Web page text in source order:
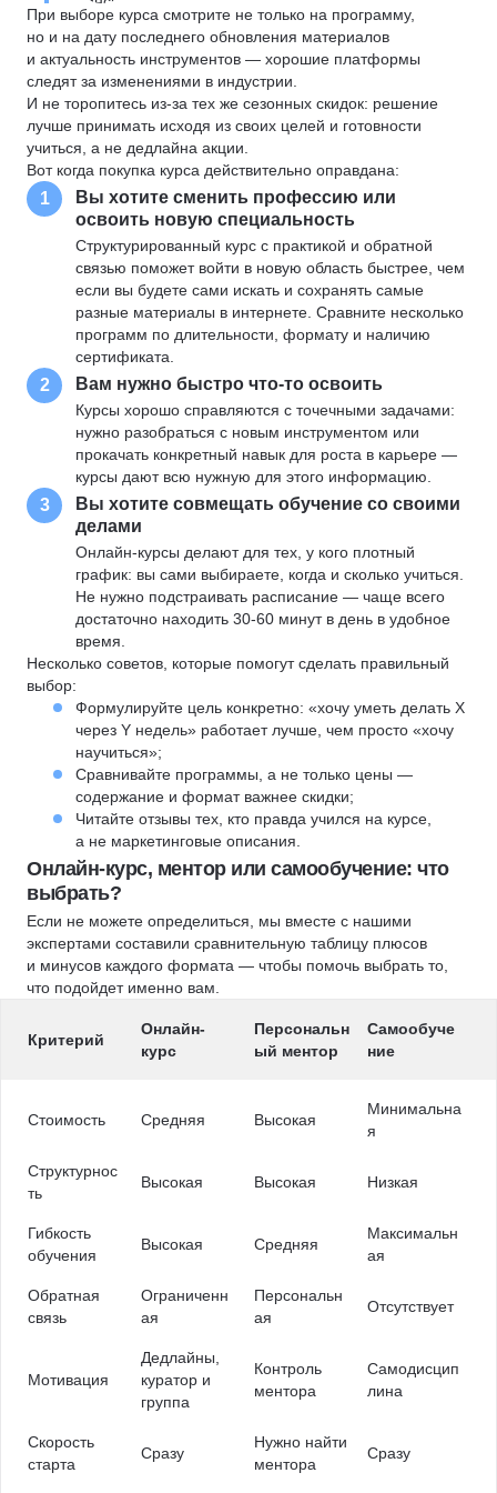
При выборе курса смотрите не только на программу,
но и на дату последнего обновления материалов
и актуальность инструментов — хорошие платформы
следят за изменениями в индустрии.
И не торопитесь из-за тех же сезонных скидок: решение
лучше принимать исходя из своих целей и готовности
учиться, а не дедлайна акции.
Вот когда покупка курса действительно оправдана:
1
Вы хотите сменить профессию или
освоить новую специальность
Структурированный курс с практикой и обратной
связью поможет войти в новую область быстрее, чем
если вы будете сами искать и сохранять самые
разные материалы в интернете. Сравните несколько
программ по длительности, формату и наличию
сертификата.
2 Вам нужно быстро что-то освоить
Курсы хорошо справляются с точечными задачами:
нужно разобраться с новым инструментом или
прокачать конкретный навык для роста в карьере —
курсы дают всю нужную для этого информацию.
3
Вы хотите совмещать обучение со своими
делами
Онлайн-курсы делают для тех, у кого плотный
график: вы сами выбираете, когда и сколько учиться.
Не нужно подстраивать расписание — чаще всего
достаточно находить 30-60 минут в день в удобное
время.
Несколько советов, которые помогут сделать правильный
выбор:
Формулируйте цель конкретно: «хочу уметь делать X
через Y недель» работает лучше, чем просто «хочу
научиться»;
Сравнивайте программы, а не только цены —
содержание и формат важнее скидки;
Читайте отзывы тех, кто правда учился на курсе,
а не маркетинговые описания.
Онлайн-курс, ментор или самообучение: что
выбрать?
Если не можете определиться, мы вместе с нашими
экспертами составили сравнительную таблицу плюсов
и минусов каждого формата — чтобы помочь выбрать то,
что подойдет именно вам.
Критерий
Онлайн-
курс
Персональн
ый ментор
Самообуче
ние
Стоимость Средняя Высокая
Минимальна
я
Структурнос
ть
Высокая Высокая Низкая
Гибкость
обучения
Высокая Средняя
Максимальн
ая
Обратная
связь
Ограниченн
ая
Персональн
ая
Отсутствует
Мотивация
Дедлайны,
куратор и
группа
Контроль
ментора
Самодисцип
лина
Скорость
старта
Сразу
Нужно найти
ментора
Сразу